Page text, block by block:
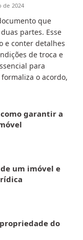
de 2024
que
partes. Esse
e conter detalhes
de troca e
para
o acordo,
garantir a
um imóvel e
do